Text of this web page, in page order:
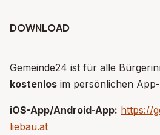
DOWNLOAD
Gemeinde24 ist für alle
kostenlos im persönlichen
iOS-App/Android-App: https://
liebau.at